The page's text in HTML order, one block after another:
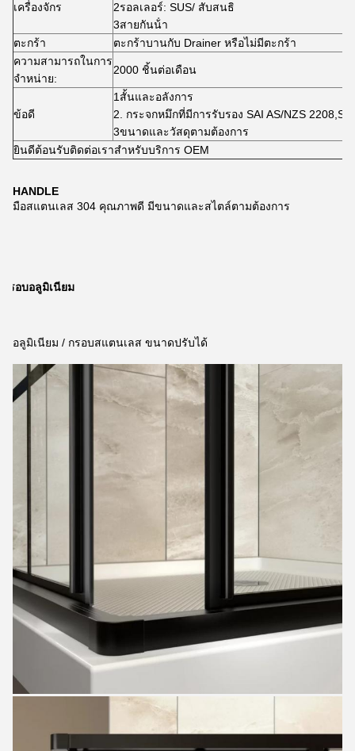
เครื่องจักร
2รอลเลอร์: SUS/ สับสนธิ
3สายกันน้ํา
ตะกร้า
ตะกร้าบานกับ Drainer หรือไม่มีตะกร้า
ความสามารถในการ
จําหน่าย:
2000 ชิ้นต่อเดือน
ข้อดี
1สั้นและอลังการ
2. กระจกหมึกที่มีการรับรอง SAI AS/NZS
3ขนาดและวัสดุตามต้องการ
ยินดีต้อนรับติดต่อเราสําหรับบริการ OEM
HANDLE
มือสแตนเลส 304 คุณภาพดี มีขนาดและสไตล์ตามต้องการ
กรอบอลูมิเนียม
อลูมิเนียม / กรอบสแตนเลส ขนาดปรับได้